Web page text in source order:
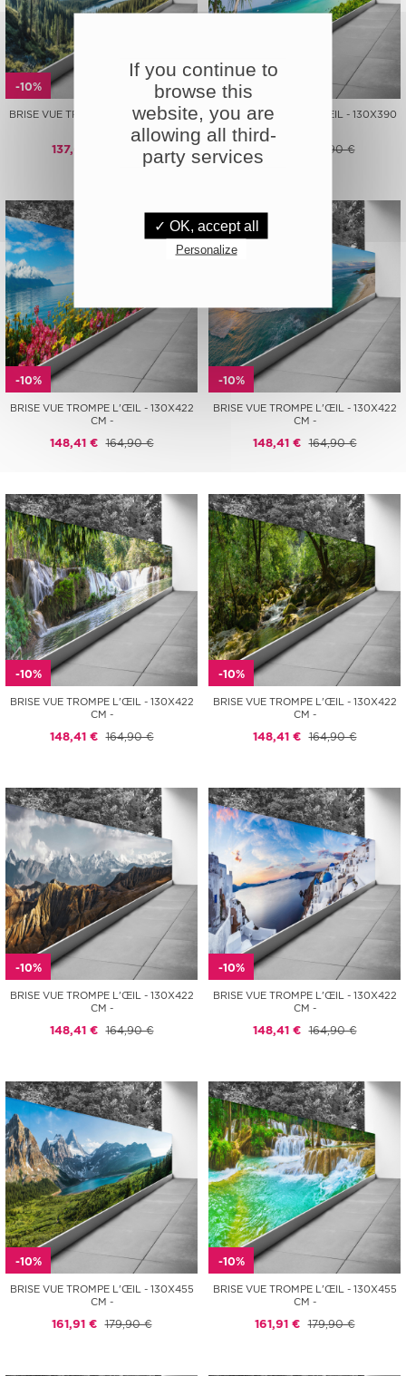
-10%
BRISE VUE TROMPE L'ŒIL - 130X390
137,61 €
-10%
BRISE VUE TROMPE L'ŒIL - 130X390
152,90 €
-10%
BRISE VUE TROMPE L'ŒIL - 130X422
CM -
148,41 € 164,90 €
-10%
BRISE VUE TROMPE L'ŒIL - 130X422
CM -
148,41 € 164,90 €
-10%
BRISE VUE TROMPE L'ŒIL - 130X422
CM -
148,41 € 164,90 €
-10%
BRISE VUE TROMPE L'ŒIL - 130X422
CM -
148,41 € 164,90 €
-10%
BRISE VUE TROMPE L'ŒIL - 130X422
CM -
148,41 € 164,90 €
-10%
BRISE VUE TROMPE L'ŒIL - 130X422
CM -
148,41 € 164,90 €
-10%
BRISE VUE TROMPE L'ŒIL - 130X455
CM -
161,91 € 179,90 €
-10%
BRISE VUE TROMPE L'ŒIL - 130X455
CM -
161,91 € 179,90 €
If you continue to
browse this
website, you are
allowing all third-
party services
✓ OK, accept all
Personalize